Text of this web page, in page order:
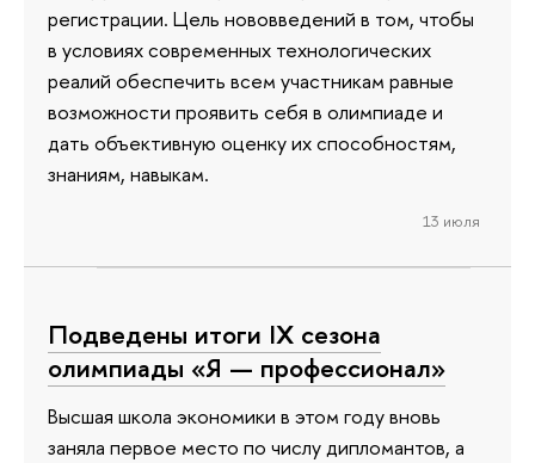
регистрации. Цель нововведений в том, чтобы
в условиях современных технологических
реалий обеспечить всем участникам равные
возможности проявить себя в олимпиаде и
дать объективную оценку их способностям,
знаниям, навыкам.
13 июля
Подведены итоги IX сезона
олимпиады «Я — профессионал»
Высшая школа экономики в этом году вновь
заняла первое место по числу дипломантов, а